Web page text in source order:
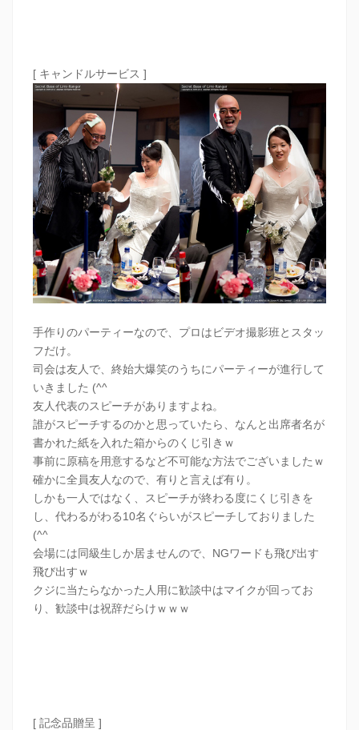
[ キャンドルサービス ]
手作りのパーティーなので、プロはビデオ撮影班とスタッ
フだけ。
司会は友人で、終始大爆笑のうちにパーティーが進行して
いきました (^^
友人代表のスピーチがありますよね。
誰がスピーチするのかと思っていたら、なんと出席者名が
書かれた紙を入れた箱からのくじ引きｗ
事前に原稿を用意するなど不可能な方法でございましたｗ
確かに全員友人なので、有りと言えば有り。
しかも一人ではなく、スピーチが終わる度にくじ引きを
し、代わるがわる10名ぐらいがスピーチしておりました
(^^
会場には同級生しか居ませんので、NGワードも飛び出す
飛び出すｗ
クジに当たらなかった人用に歓談中はマイクが回ってお
り、歓談中は祝辞だらけｗｗｗ
[ 記念品贈呈 ]